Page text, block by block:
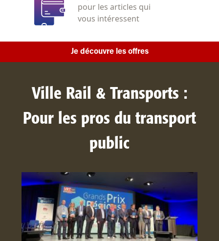
pour les articles qui
vous intéressent
Je découvre les offres
Ville Rail & Transports :
Pour les pros du transport
public